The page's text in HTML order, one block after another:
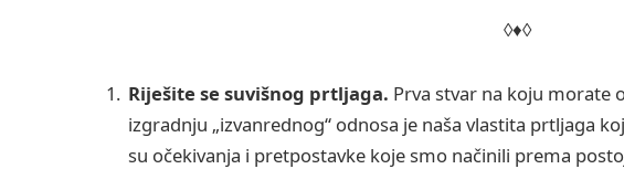
◊♦◊
Riješite se suvišnog prtljaga. Prva stvar na koju morate
izgradnju „izvanrednog“ odnosa je naša vlastita prtljaga
su očekivanja i pretpostavke koje smo načinili prema